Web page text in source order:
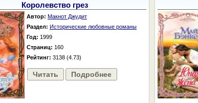
Королевство грез
Автор: Макнот Джудит
Раздел: Исторические любовные романы
Год: 1999
Страниц: 160
Рейтинг: 3138 (4.73)
Читать Подробнее